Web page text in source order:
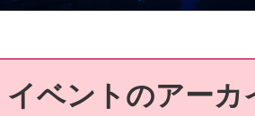
イベントのアーカ